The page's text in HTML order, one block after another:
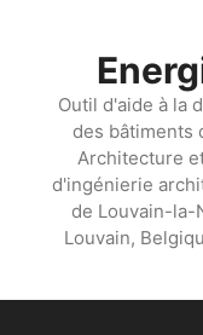
Outil d'aide à la
des bâtiments
Architecture
d'ingénierie
de Louvain-la-
Louvain,